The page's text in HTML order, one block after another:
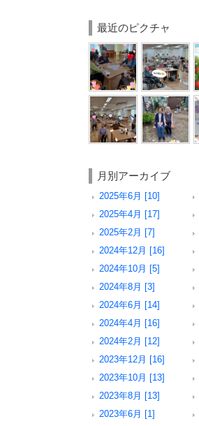
最近のピクチャ
月別アーカイブ
2025年6月 [10]
2025年4月 [17]
2025年2月 [7]
2024年12月 [16]
2024年10月 [5]
2024年8月 [3]
2024年6月 [14]
2024年4月 [16]
2024年2月 [12]
2023年12月 [16]
2023年10月 [13]
2023年8月 [13]
2023年6月 [1]